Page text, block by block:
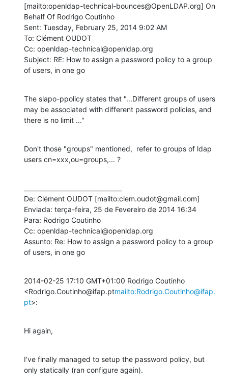
[mailto:openldap-technical-bounces@OpenLDAP.org] On
Behalf Of Rodrigo Coutinho
Sent: Tuesday, February 25, 2014 9:02 AM
To: Clément OUDOT
Cc: openldap-technical@openldap.org
Subject: RE: How to assign a password policy to a group
of users, in one go
The slapo-ppolicy states that "...Different groups of users
may be associated with different password policies, and
there is no limit ..."
Don't those "groups" mentioned,  refer to groups of ldap
users cn=xxx,ou=groups,... ?
De: Clément OUDOT [mailto:clem.oudot@gmail.com]
Enviada: terça-feira, 25 de Fevereiro de 2014 16:34
Para: Rodrigo Coutinho
Cc: openldap-technical@openldap.org
Assunto: Re: How to assign a password policy to a group
of users, in one go
2014-02-25 17:10 GMT+01:00 Rodrigo Coutinho
<Rodrigo.Coutinho@ifap.ptmailto:Rodrigo.Coutinho@ifap.
pt>:
Hi again,
I've finally managed to setup the password policy, but
only statically (ran configure again).